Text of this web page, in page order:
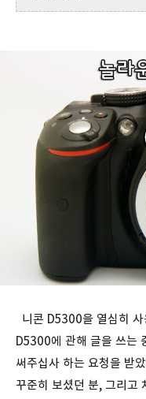
니콘 D5300을 열심히
D5300에 관해 글을 쓰는
써주십사 하는 요청을 받
꾸준히 보셨던 분, 그리고